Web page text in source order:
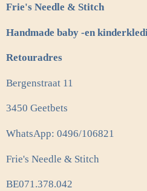
Frie's Needle & Stitch
Handmade baby -en
Retouradres
Bergenstraat 11
3450 Geetbets
WhatsApp: 0496/106821
Frie's Needle & Stitch
BE071.378.042